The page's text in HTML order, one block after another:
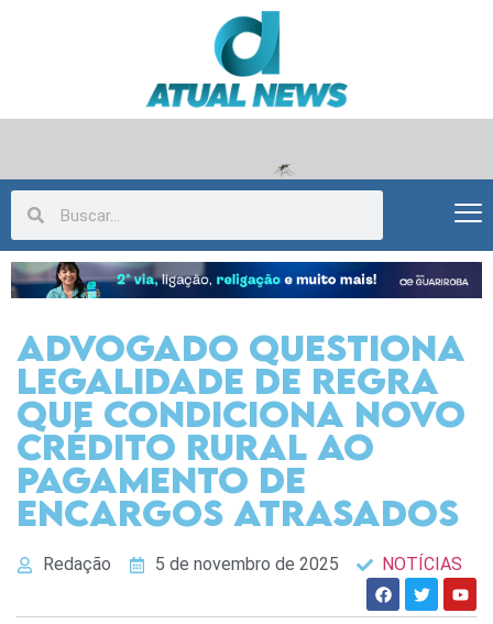
Advogado questiona
legalidade de regra
que condiciona novo
crédito rural ao
pagamento de
encargos atrasados
Redação 5 de novembro de 2025 NOTÍCIAS